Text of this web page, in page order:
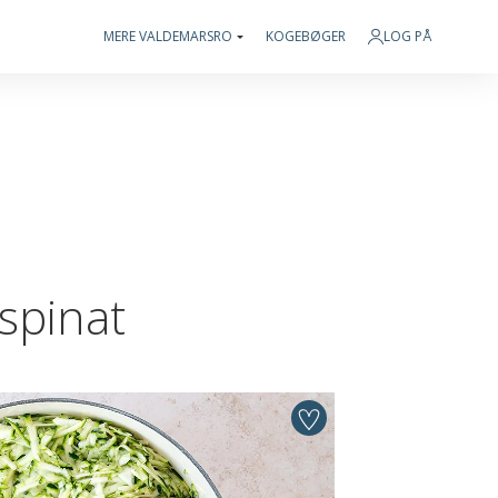
MERE VALDEMARSRO KOGEBØGER LOG PÅ